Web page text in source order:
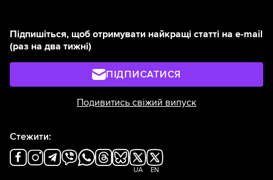
Підпишіться, щоб отримувати найкращі статті на e-mail
(раз на два тижні)
ПІДПИСАТИСЯ
Подивитись свіжий випуск
Стежити:
UA EN